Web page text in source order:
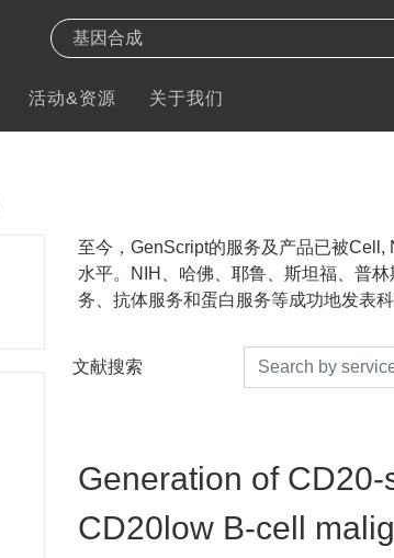
活动&资源 关于我们
至今，GenScript的服务及产品已被
水平。NIH、哈佛、耶鲁、斯坦福、普
务、抗体服务和蛋白服务等成功地发表
文献搜索
Generation of
CD20low B-cell